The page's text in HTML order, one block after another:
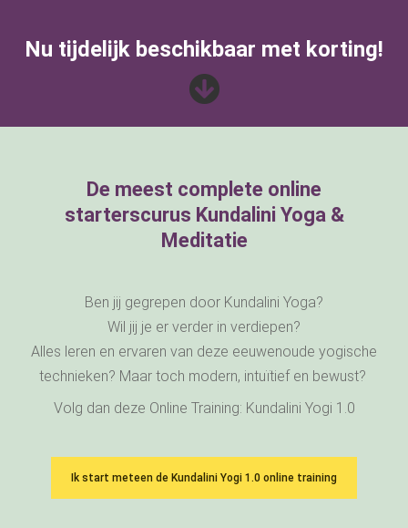
Nu tijdelijk beschikbaar met korting!
De meest complete online
starterscurus Kundalini Yoga &
Meditatie
Ben jij gegrepen door Kundalini Yoga?
Wil jij je er verder in verdiepen?
Alles leren en ervaren van deze eeuwenoude yogische
technieken? Maar toch modern, intuïtief en bewust?
Volg dan deze Online Training: Kundalini Yogi 1.0
Ik start meteen de Kundalini Yogi 1.0 online training